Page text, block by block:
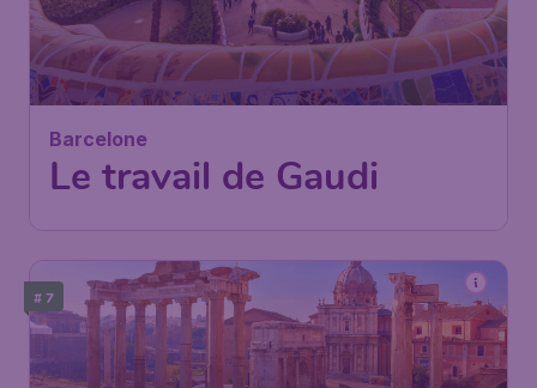
Barcelone
Le travail de Gaudi
# 7